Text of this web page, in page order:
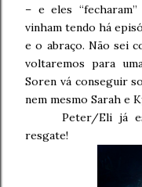
– e eles
vinham tendo há
e o abraço. Não sei
voltaremos para
Soren vá conseguir
nem mesmo Sarah e
Peter/Eli já
resgate!